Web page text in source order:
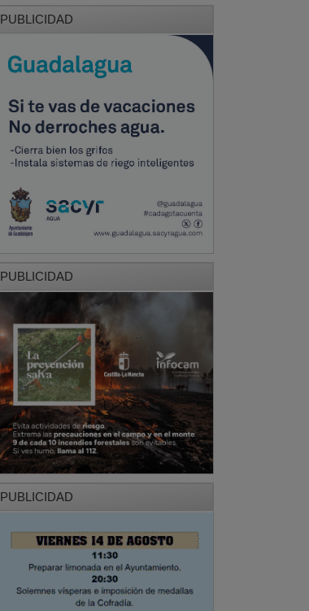
PUBLICIDAD
PUBLICIDAD
PUBLICIDAD